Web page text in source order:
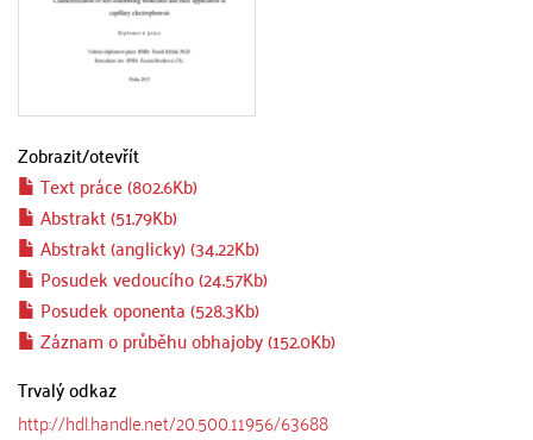
Zobrazit/otevřít
Text práce (802.6Kb)
Abstrakt (51.79Kb)
Abstrakt (anglicky) (34.22Kb)
Posudek vedoucího (24.57Kb)
Posudek oponenta (528.3Kb)
Záznam o průběhu obhajoby (152.0Kb)
Trvalý odkaz
http://hdl.handle.net/20.500.11956/63688